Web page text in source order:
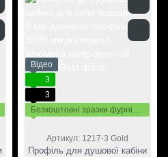
Відео
3
3
Безкоштовні зразки фурнітури
Артикул: 1217-3 Gold
Профіль для душової кабіни